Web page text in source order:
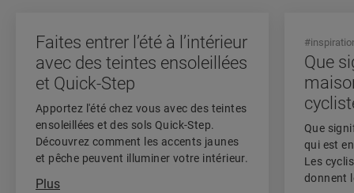
Faites entrer l’été à l’intérieur
avec des teintes ensoleillées
et Quick-Step
Apportez l'été chez vous avec des teintes
ensoleillées et des sols Quick-Step.
Découvrez comment les accents jaunes
et pêche peuvent illuminer votre intérieur.
Plus
Que
Que
qui est
Les
donnent